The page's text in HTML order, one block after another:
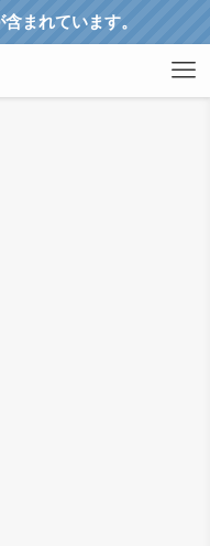
まれています。